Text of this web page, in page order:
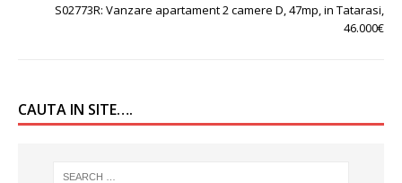
S02773R: Vanzare apartament 2 camere D, 47mp, in Tatarasi,
46.000€
CAUTA IN SITE….